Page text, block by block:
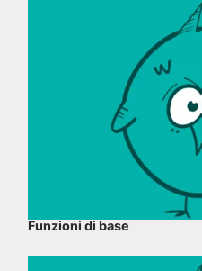
Funzioni di base